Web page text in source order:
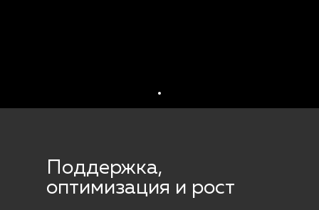
Поддержка,
оптимизация и рост